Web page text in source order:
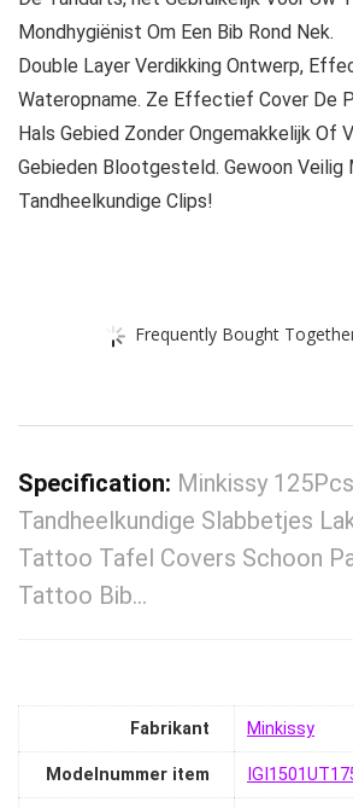
Mondhygiënist Om Een Bib Rond Nek.
Double Layer Verdikking Ontwerp,
Wateropname. Ze Effectief Cover De
Hals Gebied Zonder Ongemakkelijk Of
Gebieden Blootgesteld. Gewoon Veilig
Tandheelkundige Clips!
Frequently Bought
Specification: Minkissy
Tandheelkundige Slabbetjes
Tattoo Tafel Covers Schoon
Tattoo Bib…
Fabrikant ‎Minkissy
Modelnummer item